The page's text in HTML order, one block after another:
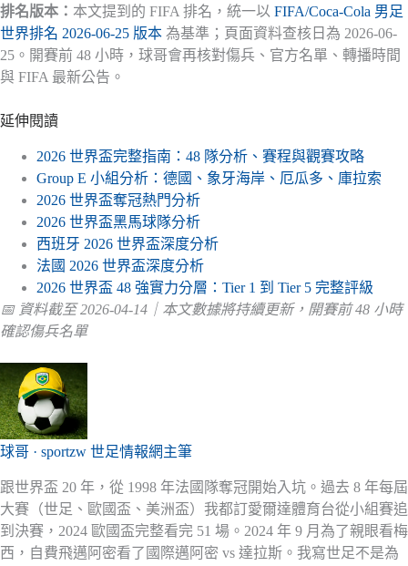
排名版本： 本文提到的 FIFA 排名，統一以 FIFA/Coca-Cola 男足
世界排名 2026-06-25 版本 為基準；頁面資料查核日為 2026-06-
25。開賽前 48 小時，球哥會再核對傷兵、官方名單、轉播時間
與 FIFA 最新公告。
延伸閱讀
2026 世界盃完整指南：48 隊分析、賽程與觀賽攻略
Group E 小組分析：德國、象牙海岸、厄瓜多、庫拉索
2026 世界盃奪冠熱門分析
2026 世界盃黑馬球隊分析
西班牙 2026 世界盃深度分析
法國 2026 世界盃深度分析
2026 世界盃 48 強實力分層：Tier 1 到 Tier 5 完整評級
📅 資料截至 2026-04-14｜本文數據將持續更新，開賽前 48 小時
確認傷兵名單
球哥 · sportzw 世足情報網主筆
跟世界盃 20 年，從 1998 年法國隊奪冠開始入坑。過去 8 年每屆
大賽（世足、歐國盃、美洲盃）我都訂愛爾達體育台從小組賽追
到決賽，2024 歐國盃完整看完 51 場。2024 年 9 月為了親眼看梅
西，自費飛邁阿密看了國際邁阿密 vs 達拉斯。我寫世足不是為